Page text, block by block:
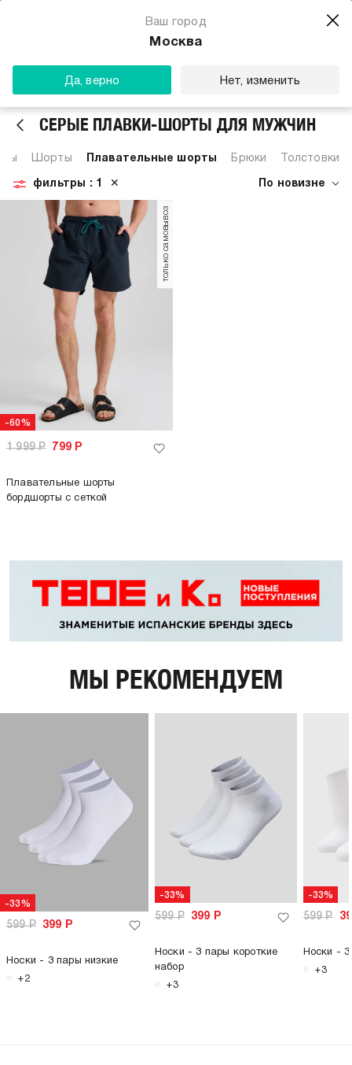
Ваш город
Москва
Да, верно Нет, изменить
СЕРЫЕ ПЛАВКИ-ШОРТЫ ДЛЯ МУЖЧИН
Шорты Плавательные шорты Брюки Толстовки,
По новизне
фильтры : 1 ✕
-60%
только самовывоз
1 999Р 799 Р
Плавательные шорты
бордшорты с сеткой
МЫ РЕКОМЕНДУЕМ
-33%
599Р 399 Р
Носки - 3 пары низкие
+2
-33%
599Р 399 Р
Носки - 3 пары короткие
набор
+3
-33%
599Р
Носки - 3
+3
Магазин одежды для тебя